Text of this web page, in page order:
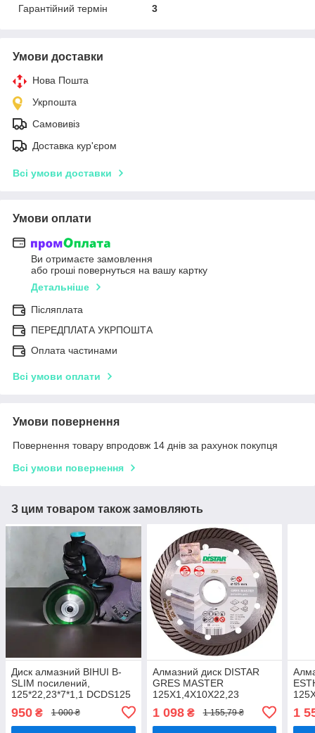
Гарантійний термін
3
Умови доставки
Нова Пошта
Укрпошта
Самовивіз
Доставка кур'єром
Всі умови доставки
Умови оплати
Ви отримаєте замовлення
або гроші повернуться на вашу картку
Детальніше
Післяплата
ПЕРЕДПЛАТА УКРПОШТА
Оплата частинами
Всі умови оплати
Умови повернення
Повернення товару впродовж 14 днів за рахунок покупця
Всі умови повернення
З цим товаром також замовляють
Диск алмазний BIHUI B-
SLIM посилений,
125*22,23*7*1,1 DCDS125
950 ₴ 1 000 ₴
Алмазний диск DISTAR
GRES MASTER
125X1,4X10X22,23
(керамограніт + кераміка
+мармур+ граніт)
1 098₴ 1 155,79 ₴ 1